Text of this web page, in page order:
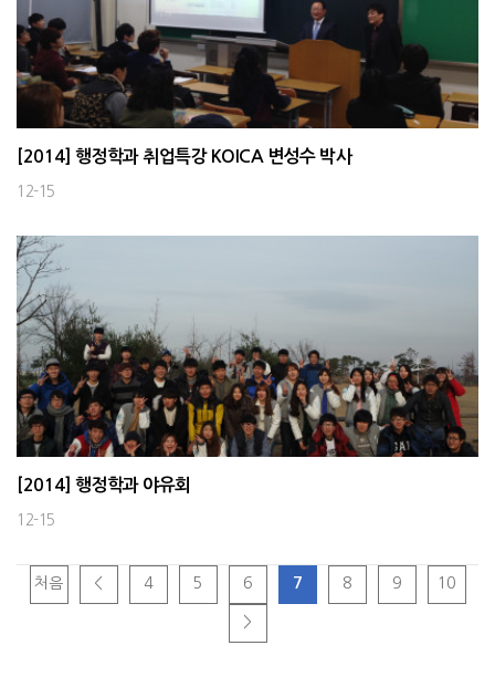
[2014] 행정학과 취업특강 KOICA 변성수 박사
12-15
[2014] 행정학과 야유회
12-15
처음 < 4 5 6 7 8 9 10
>